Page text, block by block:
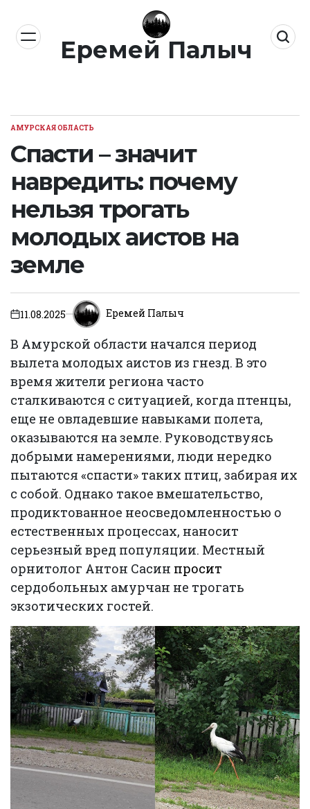
содержимомуЕремей Палыч
ОПУБЛИКОВАНО
АМУРСКАЯ ОБЛАСТЬ
Спасти – значит
навредить: почему
нельзя трогать
молодых аистов на
земле
on11.08.2025 Еремей Палыч
В Амурской области начался период
вылета молодых аистов из гнезд. В это
время жители региона часто
сталкиваются с ситуацией, когда птенцы,
еще не овладевшие навыками полета,
оказываются на земле. Руководствуясь
добрыми намерениями, люди нередко
пытаются «спасти» таких птиц, забирая их
с собой. Однако такое вмешательство,
продиктованное неосведомленностью о
естественных процессах, наносит
серьезный вред популяции. Местный
орнитолог Антон Сасин просит
сердобольных амурчан не трогать
экзотических гостей.